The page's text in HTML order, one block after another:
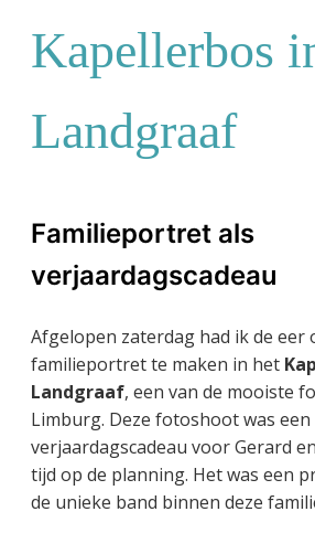
Kapellerbos
Landgraaf
Familieportret als
verjaardagscadeau
Afgelopen zaterdag had ik de eer
familieportret te maken in het
Landgraaf, een van de mooiste
Limburg. Deze fotoshoot was
verjaardagscadeau voor Gerard
tijd op de planning. Het was een
de unieke band binnen deze